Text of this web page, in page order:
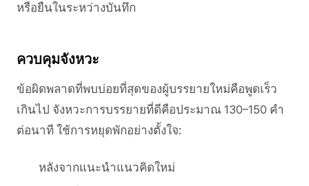
หรือยืนในระหว่างบันทึก
ควบคุมจังหวะ
ข้อผิดพลาดที่พบบ่อยที่สุดของผู้บรรยายใหม่คือพูดเร็ว
เกินไป จังหวะการบรรยายที่ดีคือประมาณ 130–150 คำ
ต่อนาที ใช้การหยุดพักอย่างตั้งใจ:
หลังจากแนะนำแนวคิดใหม่